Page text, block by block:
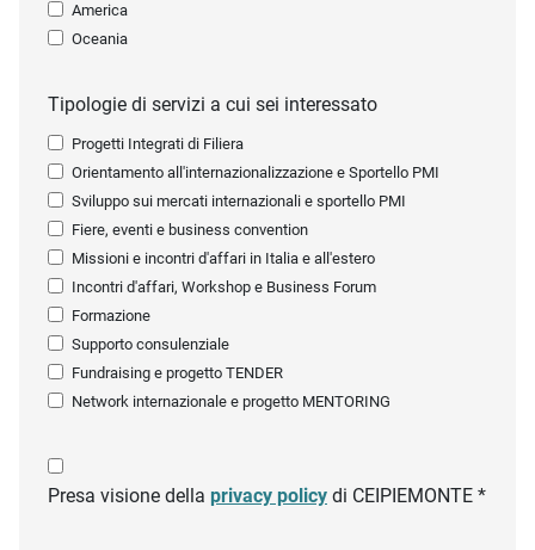
America
Oceania
Tipologie di servizi a cui sei interessato
Progetti Integrati di Filiera
Orientamento all'internazionalizzazione e Sportello PMI
Sviluppo sui mercati internazionali e sportello PMI
Fiere, eventi e business convention
Missioni e incontri d'affari in Italia e all'estero
Incontri d'affari, Workshop e Business Forum
Formazione
Supporto consulenziale
Fundraising e progetto TENDER
Network internazionale e progetto MENTORING
Presa visione della privacy policy di CEIPIEMONTE *